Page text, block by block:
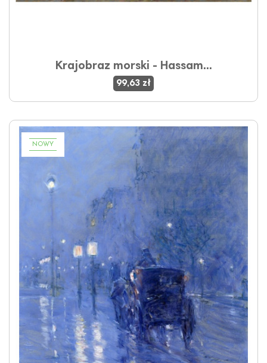
Krajobraz morski - Hassam...
99,63 zł
NOWY